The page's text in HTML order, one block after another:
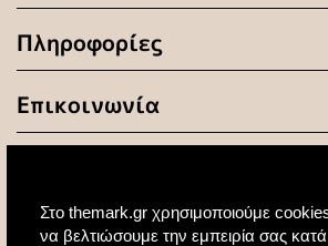
Στο themark.gr χρησιμοποιούμε
να βελτιώσουμε την εμπειρία σας
Πληροφορίες
Επικοινωνία